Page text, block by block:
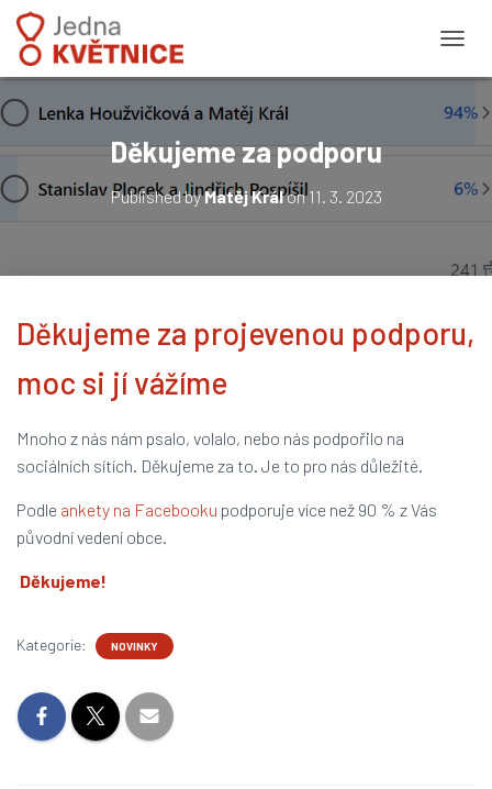
Děkujeme za podporu
Published byMatěj Králon11. 3. 2023
Děkujeme za projevenou podporu,
moc si jí vážíme
Mnoho z nás nám psalo, volalo, nebo nás podpořilo na
sociálních sítích. Děkujeme za to. Je to pro nás důležité.
Podle ankety na Facebooku podporuje více než 90 % z Vás
původní vedení obce.
Děkujeme!
Kategorie: NOVINKY